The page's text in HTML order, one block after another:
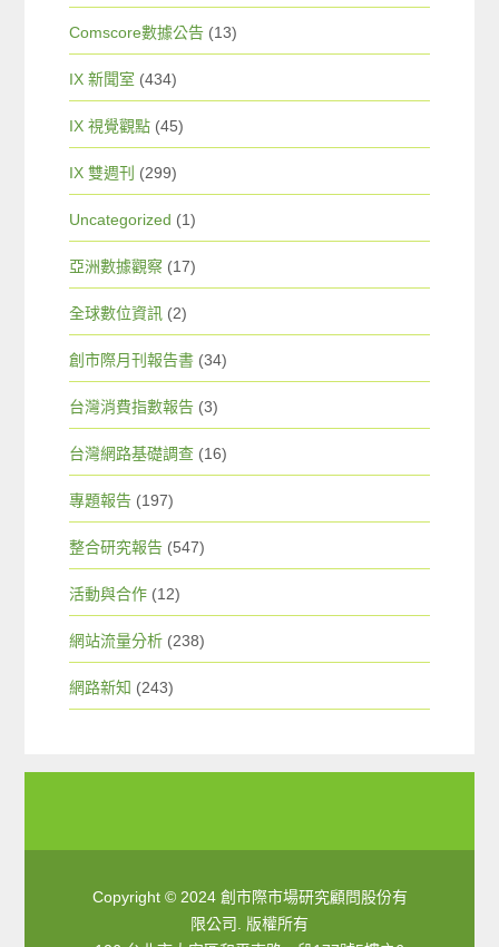
Comscore數據公告 (13)
IX 新聞室 (434)
IX 視覺觀點 (45)
IX 雙週刊 (299)
Uncategorized (1)
亞洲數據觀察 (17)
全球數位資訊 (2)
創市際月刊報告書 (34)
台灣消費指數報告 (3)
台灣網路基礎調查 (16)
專題報告 (197)
整合研究報告 (547)
活動與合作 (12)
網站流量分析 (238)
網路新知 (243)
Copyright © 2024 創市際市場研究顧問股份有
限公司. 版權所有